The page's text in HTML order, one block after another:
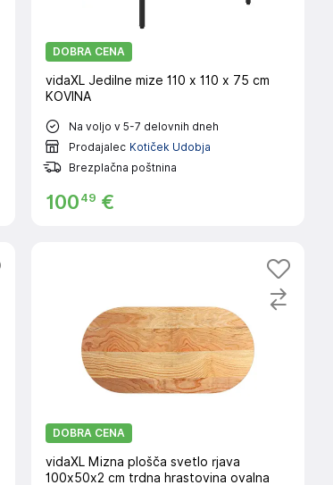
DOBRA CENA
vidaXL Jedilne mize 110 x 110 x 75 cm
KOVINA
Na voljo v 5-7 delovnih dneh
Prodajalec Kotiček Udobja
Brezplačna poštnina
10049 €
DOBRA CENA
vidaXL Mizna plošča svetlo rjava
100x50x2 cm trdna hrastovina ovalna